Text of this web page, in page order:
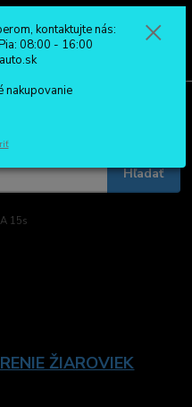
Hľadať
15s
ŽIAROVIEK
kontaktujte nás:
08:00 - 16:00
nakupovanie